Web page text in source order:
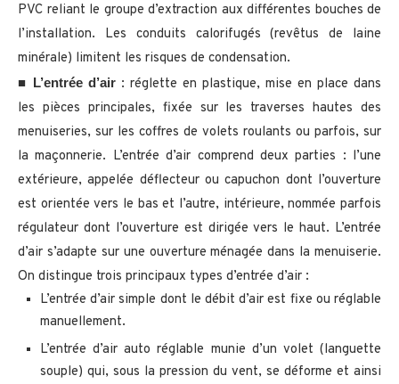
PVC reliant le groupe d’extraction aux différentes bouches de
l’installation. Les conduits calorifugés (revêtus de laine
minérale) limitent les risques de condensation.
■ L’entrée d’air : réglette en plastique, mise en place dans
les pièces principales, fixée sur les traverses hautes des
menuiseries, sur les coffres de volets roulants ou parfois, sur
la maçonnerie. L’entrée d’air comprend deux parties : l’une
extérieure, appelée déflecteur ou capuchon dont l’ouverture
est orientée vers le bas et l’autre, intérieure, nommée parfois
régulateur dont l’ouverture est dirigée vers le haut. L’entrée
d’air s’adapte sur une ouverture ménagée dans la menuiserie.
On distingue trois principaux types d’entrée d’air :
L’entrée d’air simple dont le débit d’air est fixe ou réglable
manuellement.
L’entrée d’air auto réglable munie d’un volet (languette
souple) qui, sous la pression du vent, se déforme et ainsi